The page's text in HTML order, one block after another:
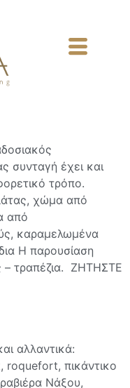
συνταγή έχει και
τρόπο.
χώμα από
από
καραμελωμένα
Η παρουσίαση
– τραπέζια. ΖΗΤΗΣΤΕ
αλλαντικά:
πικάντικο
Νάξου,